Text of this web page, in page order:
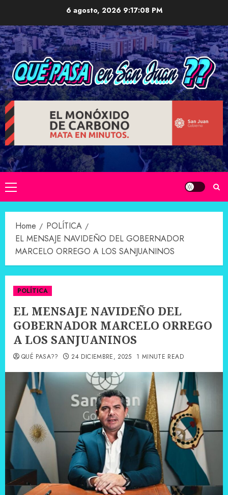
content
6 agosto, 2026 9:17:08 PM
Primary
Menu
Home
POLÍTICA
EL MENSAJE NAVIDEÑO DEL GOBERNADOR
MARCELO ORREGO A LOS SANJUANINOS
POLÍTICA
EL MENSAJE NAVIDEÑO DEL
GOBERNADOR MARCELO ORREGO
A LOS SANJUANINOS
QUÉ PASA?? 24 DICIEMBRE, 2025 1 MINUTE READ